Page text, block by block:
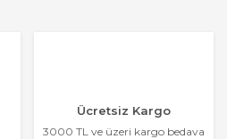
Ücretsiz Kargo
3000 TL ve üzeri kargo bedava